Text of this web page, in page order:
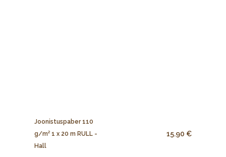
Joonistuspaber 110
g/m² 1 x 20 m RULL -
Hall
15.90 €